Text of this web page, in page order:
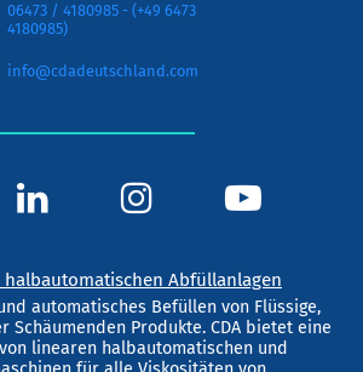
06473 / 4180985 - (+49 6473
4180985)
info@cdadeutschland.com
Abfüllanlagen
automatisches Befüllen von Flüssige,
Schäumenden Produkte. CDA bietet eine
linearen halbautomatischen und